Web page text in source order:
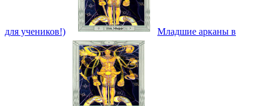
для учеников!) Младшие арканы в